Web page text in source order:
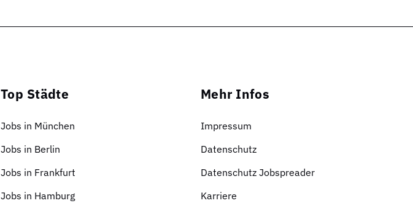
Top Städte
Jobs in München
Jobs in Berlin
Jobs in Frankfurt
Jobs in Hamburg
Mehr Infos
Impressum
Datenschutz
Datenschutz Jobspreader
Karriere